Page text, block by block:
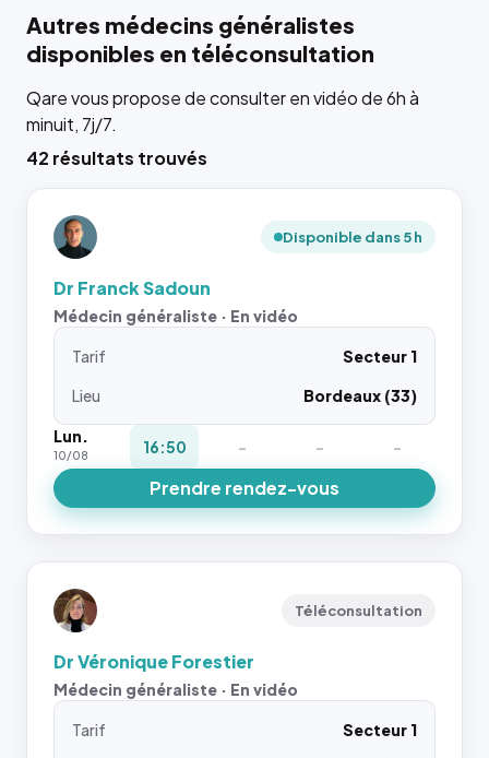
Autres médecins généralistes
disponibles en téléconsultation
Qare vous propose de consulter en vidéo de 6h à
minuit, 7j/7.
42 résultats trouvés
Disponible dans 5 h
Dr Franck Sadoun
Médecin généraliste · En vidéo
Tarif
Secteur 1
Lieu
Bordeaux (33)
Lun.
10/08 16:50 - - -
Prendre rendez-vous
Téléconsultation
Dr Véronique Forestier
Médecin généraliste · En vidéo
Tarif
Secteur 1